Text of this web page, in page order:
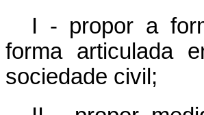
I - propor a
forma articulada
sociedade civil;